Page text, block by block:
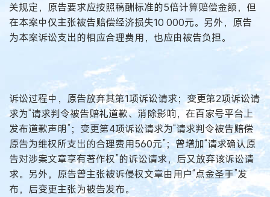
关规定，原告要求应按照稿酬标准的5倍计算赔偿金额，但
在本案中仅主张被告赔偿经济损失10 000元。另外，原告
为本案诉讼支出的相应合理费用，也应由被告负担。
诉讼过程中，原告放弃其第1项诉讼请求；变更第2项诉讼请
求为“请求判令被告赔礼道歉、消除影响，在百家号平台上
发布道歉声明”；变更第4项诉讼请求为“请求判令被告赔偿
原告为维权所支出的合理费用560元”；曾增加“请求确认原
告对涉案文章享有著作权”的诉讼请求，后又放弃该诉讼请
求。另外，原告曾主张被诉侵权文章由用户“点金圣手”发
布，后变更主张为被告发布。